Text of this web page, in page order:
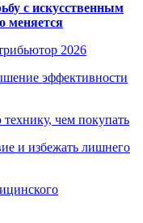
с искусственным
меняется
2026
эффективности
чем покупать
и избежать лишнего